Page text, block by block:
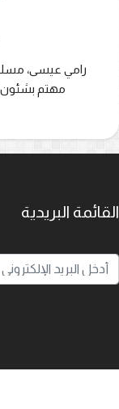
رامي عيسى،
مهتم بشئون
القائمة البريدية